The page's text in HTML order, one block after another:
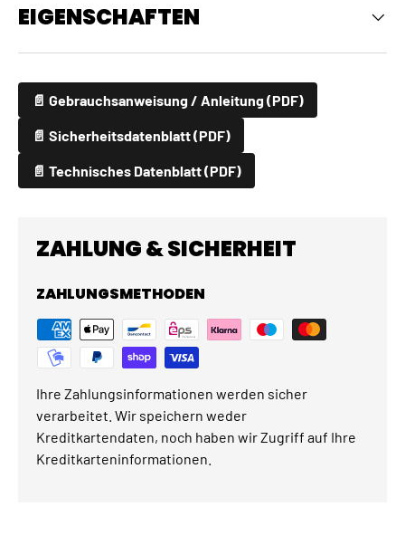
EIGENSCHAFTEN
📄 Gebrauchsanweisung / Anleitung (PDF)
📄 Sicherheitsdatenblatt (PDF)
📄 Technisches Datenblatt (PDF)
ZAHLUNG & SICHERHEIT
ZAHLUNGSMETHODEN
Ihre Zahlungsinformationen werden sicher
verarbeitet. Wir speichern weder
Kreditkartendaten, noch haben wir Zugriff auf Ihre
Kreditkarteninformationen.